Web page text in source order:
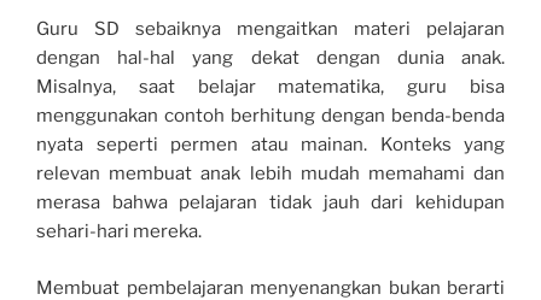
Guru SD sebaiknya mengaitkan materi pelajaran
dengan hal-hal yang dekat dengan dunia anak.
Misalnya, saat belajar matematika, guru bisa
menggunakan contoh berhitung dengan benda-benda
nyata seperti permen atau mainan. Konteks yang
relevan membuat anak lebih mudah memahami dan
merasa bahwa pelajaran tidak jauh dari kehidupan
sehari-hari mereka.
Membuat pembelajaran menyenangkan bukan berarti